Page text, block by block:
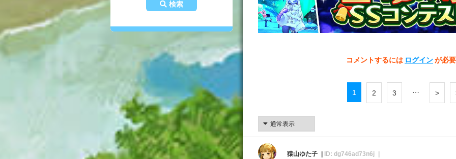
検索
コメントするには ログインが必
1 2 3 … >
猿山ゆた子 ID: dg746ad73n6j